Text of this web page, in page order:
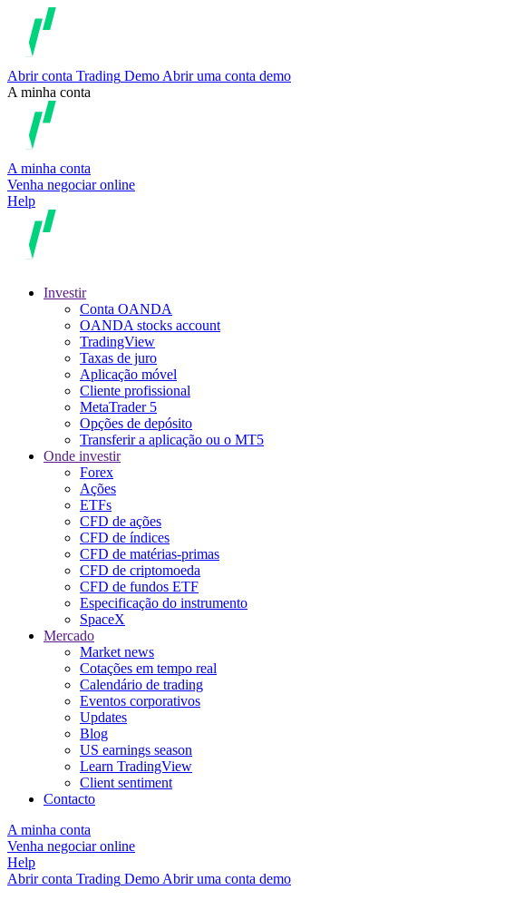
Abrir conta Trading Demo Abrir uma conta demo
A minha conta
A minha conta
Venha negociar online
Help
Investir
Conta OANDA
OANDA stocks account
TradingView
Taxas de juro
Aplicação móvel
Cliente profissional
MetaTrader 5
Opções de depósito
Transferir a aplicação ou o MT5
Onde investir
Forex
Ações
ETFs
CFD de ações
CFD de índices
CFD de matérias-primas
CFD de criptomoeda
CFD de fundos ETF
Especificação do instrumento
SpaceX
Mercado
Market news
Cotações em tempo real
Calendário de trading
Eventos corporativos
Updates
Blog
US earnings season
Learn TradingView
Client sentiment
Contacto
A minha conta
Venha negociar online
Help
Abrir conta Trading Demo Abrir uma conta demo